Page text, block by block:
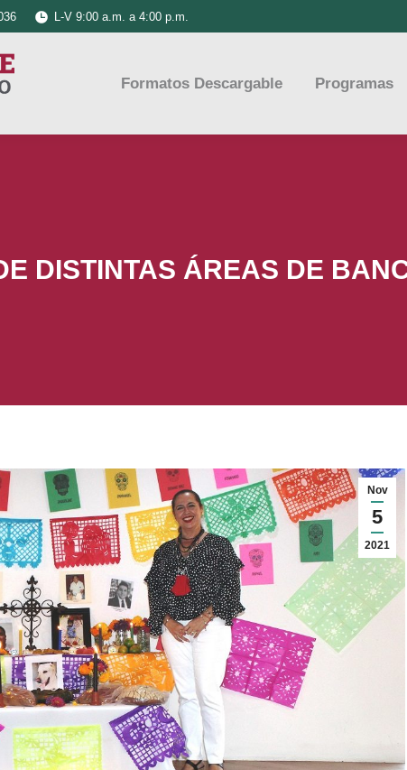
L-V 9:00 a.m. a 4:00 p.m.
Formatos Descargable Programas
DISTINTAS ÁREAS DE
Nov
5
2021